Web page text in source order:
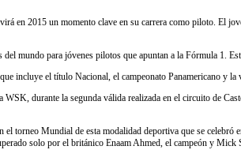
en 2015 un momento clave en su carrera como piloto. El
mundo para jóvenes pilotos que apuntan a la Fórmula 1.
incluye el título Nacional, el campeonato Panamericano y
durante la segunda válida realizada en el circuito de
torneo Mundial de esta modalidad deportiva que se
solo por el británico Enaam Ahmed, el campeón y